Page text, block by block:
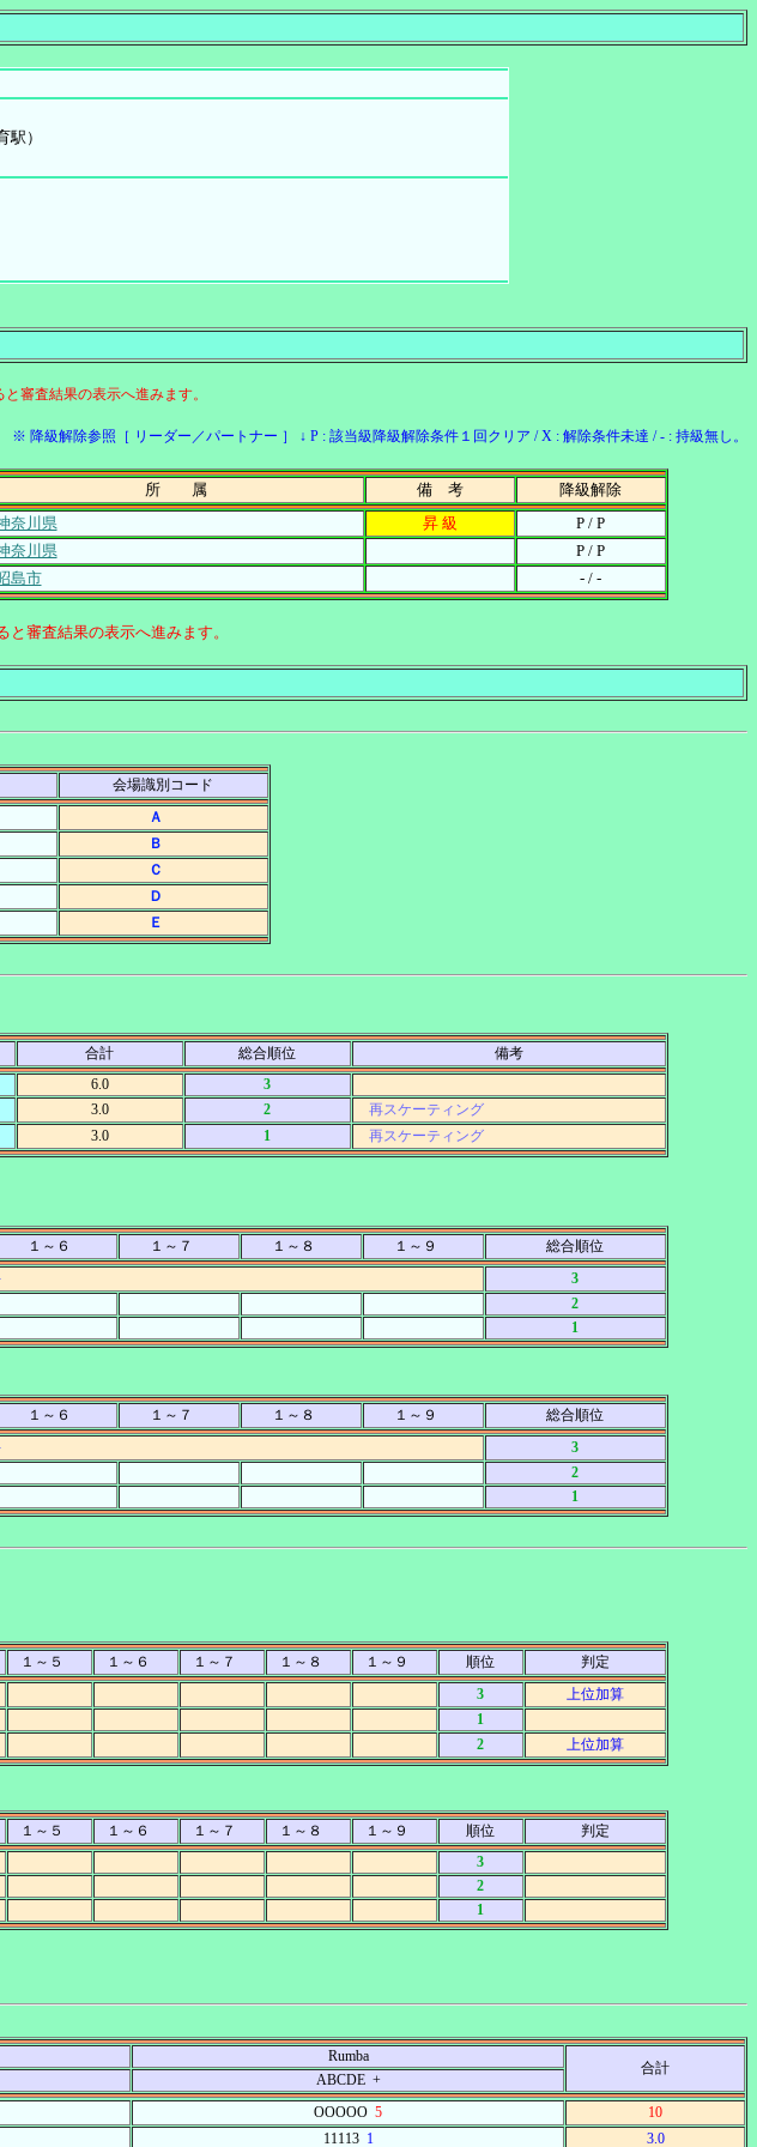
）
審査結果の表示へ進みます。
※ 降級解除参照［ リーダー／パートナー ］ ↓ P : 該当級降級解除条件１回クリア / X : 解除条件未達 / - : 持級無し。
所 属 備 考
降級解除
奈川県 昇 級
P / P
奈川県
P / P
島市 - / -
審査結果の表示へ進みます。
会場識別コード
Ａ
Ｂ
Ｃ
Ｄ
Ｅ
合計 総合順位
備考
6.0
3
3.0 2
再スケーティング
3.0 1 再スケーティング
１～６ １～７ １～８ １～９
総合順位
3
2
1
１～６ １～７ １～８ １～９
総合順位
3
2
1
１～５ １～６ １～７ １～８ １～９ 順位
判定
3
上位加算
1
2 上位加算
１～５ １～６ １～７ １～８ １～９ 順位
判定
3
2
1
Rumba
合計
ABCDE +
OOOOO 5
10
111131 3.0